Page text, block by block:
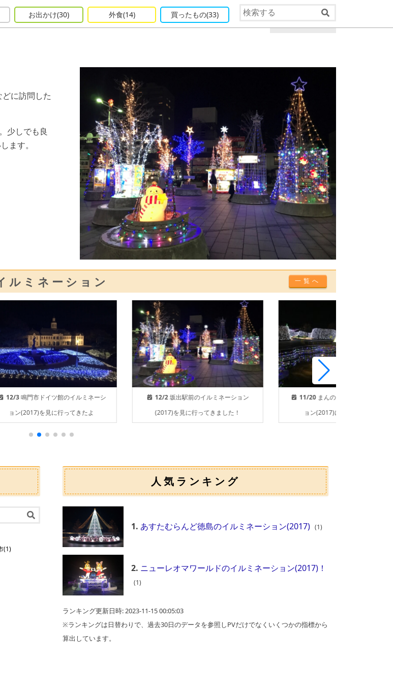
お出かけ(30) 外食(14) 買ったもの(33)
に訪問した
少しでも良
ます。
ルミネーション 一覧へ
12/3鳴門市ドイツ館のイルミネーシ
ョン(2017)を見に行ってきたよ
12/2坂出駅前のイルミネーション
(2017)を見に行ってきました！
11/20
ョン(2017)に行ってきました
(1)
人気ランキング
1. あすたむらんど徳島のイルミネーション(2017) (1)
2. ニューレオマワールドのイルミネーション(2017)！
(1)
ランキング更新日時: 2023-11-15 00:05:03
※ランキングは日替わりで、過去30日のデータを参照しPVだけでなくいくつかの指標から
算出しています。